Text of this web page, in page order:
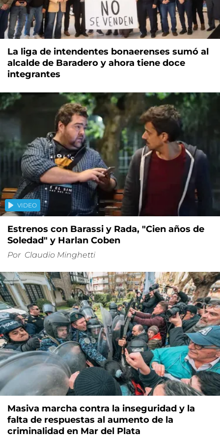
La liga de intendentes bonaerenses sumó al
alcalde de Baradero y ahora tiene doce
integrantes
VIDEO
Estrenos con Barassi y Rada, "Cien años de
Soledad" y Harlan Coben
Por Claudio Minghetti
Masiva marcha contra la inseguridad y la
falta de respuestas al aumento de la
criminalidad en Mar del Plata